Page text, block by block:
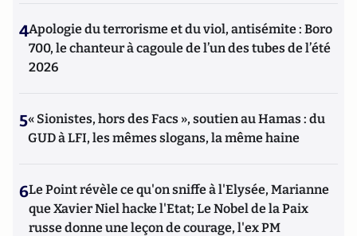
4Apologie du terrorisme et du viol, antisémite : Boro
700, le chanteur à cagoule de l’un des tubes de l’été
2026
5« Sionistes, hors des Facs », soutien au Hamas : du
GUD à LFI, les mêmes slogans, la même haine
6Le Point révèle ce qu'on sniffe à l'Elysée, Marianne
que Xavier Niel hacke l'Etat; Le Nobel de la Paix
russe donne une leçon de courage, l'ex PM